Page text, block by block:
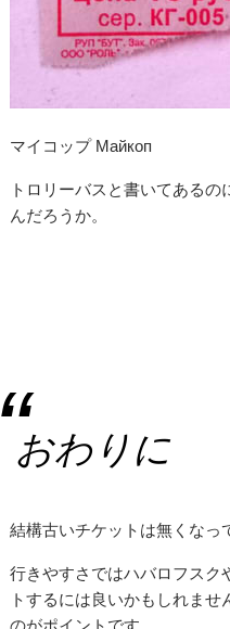
マイコップ Майкоп
トロリーバスと書いてある
んだろうか。
おわりに
結構古いチケットは無くなっ
行きやすさではハバロフスク
トするには良いかもしれま
のがポイントです。